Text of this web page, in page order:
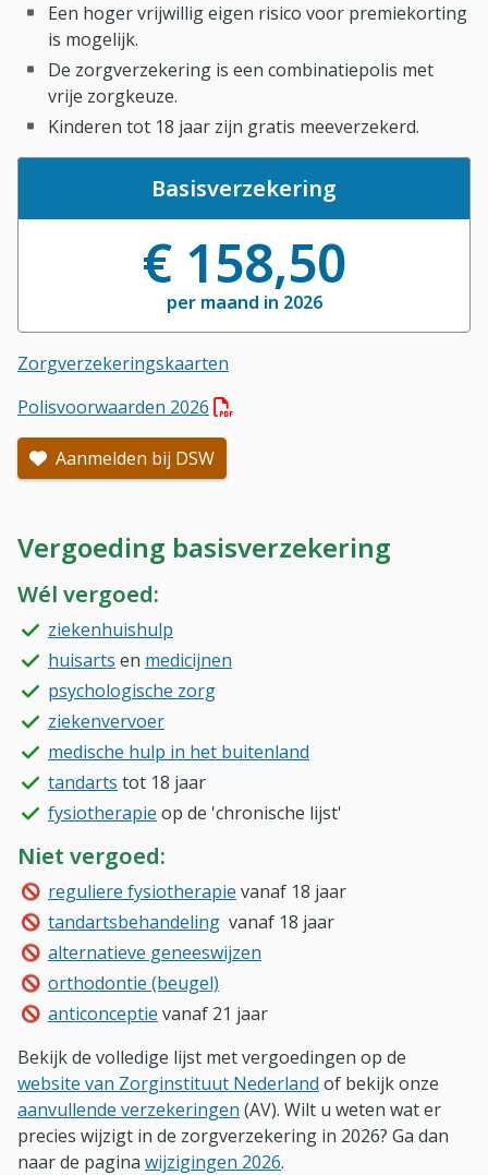
Een hoger vrijwillig eigen risico voor premiekorting
is mogelijk.
De zorgverzekering is een combinatiepolis met
vrije zorgkeuze.
Kinderen tot 18 jaar zijn gratis meeverzekerd.
Basisverzekering
€ 158,50
per maand in 2026
Zorgverzekeringskaarten
Polisvoorwaarden 2026 (PDF bestand, download bestand)
Aanmelden bij DSW
Vergoeding basisverzekering
Wél vergoed:
ziekenhuishulp
huisarts en medicijnen
psychologische zorg
ziekenvervoer
medische hulp in het buitenland
tandarts tot 18 jaar
fysiotherapie op de 'chronische lijst'
Niet vergoed:
reguliere fysiotherapie vanaf 18 jaar
tandartsbehandeling vanaf 18 jaar
alternatieve geneeswijzen
orthodontie (beugel)
anticonceptie vanaf 21 jaar
Bekijk de volledige lijst met vergoedingen op de
website van Zorginstituut Nederland of bekijk onze
aanvullende verzekeringen (AV). Wilt u weten wat er
precies wijzigt in de zorgverzekering in 2026? Ga dan
naar de pagina wijzigingen 2026.